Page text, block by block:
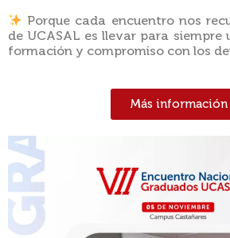
Porque cada encuentro nos
de UCASAL es llevar para siempre
formación y compromiso con los
Más información